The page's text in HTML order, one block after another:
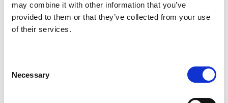
may combine it with other information that you’ve
provided to them or that they’ve collected from your use
of their services.
Selection
Necessary
Με βαθύτατη θλίψη σας ενημερώνουμε ότι απεβίωσε η εκλεκτή
συνάδελφος Δερματολόγος Δρ. Κυριακή Χριστοφή από την
Η Εξόδιος Ακολουθία της θα τελεστεί από τον Ιερό Ναό Αγίου
Νικολάου στην Έγκωμη, το Σάββατο 12 Οκτωβρίου 2024, ώρα